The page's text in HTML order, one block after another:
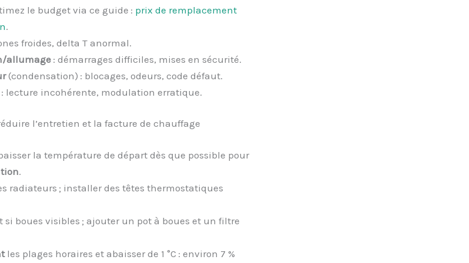
le budget via ce guide : prix de remplacement
.
froides, delta T anormal.
allumage: démarrages difficiles, mises en sécurité.
(condensation) : blocages, odeurs, code défaut.
lecture incohérente, modulation erratique.
l’entretien et la facture de chauffage
la température de départ dès que possible pour
.
radiateurs ; installer des têtes thermostatiques
boues visibles ; ajouter un pot à boues et un filtre
les plages horaires et abaisser de 1 °C : environ 7 %